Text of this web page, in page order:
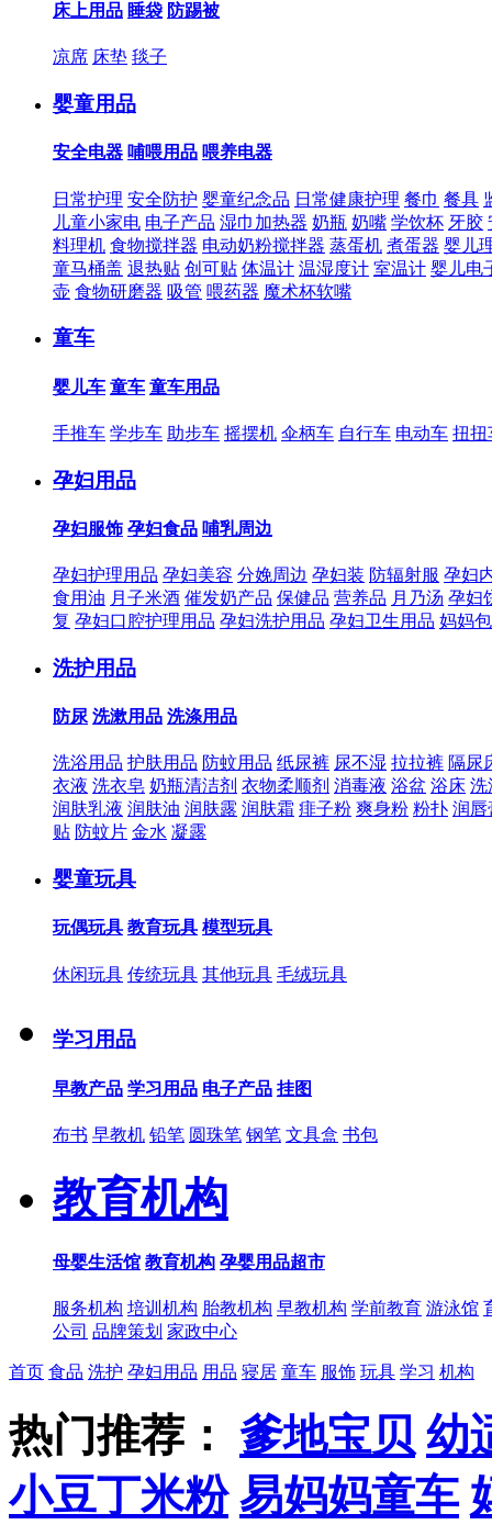
床上用品 睡袋 防踢被
凉席 床垫 毯子
婴童用品
安全电器 哺喂用品 喂养电器
日常护理 安全防护 婴童纪念品 日常健康护理 餐巾 餐具
儿童小家电 电子产品 湿巾加热器 奶瓶 奶嘴 学饮杯 牙胶
料理机 食物搅拌器 电动奶粉搅拌器 蒸蛋机 煮蛋器 婴儿
童马桶盖 退热贴 创可贴 体温计 温湿度计 室温计 婴儿电
壶 食物研磨器 吸管 喂药器 魔术杯软嘴
童车
婴儿车 童车 童车用品
手推车 学步车 助步车 摇摆机 伞柄车 自行车 电动车 扭扭
孕妇用品
孕妇服饰 孕妇食品 哺乳周边
孕妇护理用品 孕妇美容 分娩周边 孕妇装 防辐射服 孕妇
食用油 月子米酒 催发奶产品 保健品 营养品 月乃汤 孕妇
复 孕妇口腔护理用品 孕妇洗护用品 孕妇卫生用品 妈妈包
洗护用品
防尿 洗漱用品 洗涤用品
洗浴用品 护肤用品 防蚊用品 纸尿裤 尿不湿 拉拉裤 隔尿
衣液 洗衣皂 奶瓶清洁剂 衣物柔顺剂 消毒液 浴盆 浴床 洗
润肤乳液 润肤油 润肤露 润肤霜 痱子粉 爽身粉 粉扑 润唇
贴 防蚊片 金水 凝露
婴童玩具
玩偶玩具 教育玩具 模型玩具
休闲玩具 传统玩具 其他玩具 毛绒玩具
学习用品
早教产品 学习用品 电子产品 挂图
布书 早教机 铅笔 圆珠笔 钢笔 文具盒 书包
教育机构
母婴生活馆 教育机构 孕婴用品超市
服务机构 培训机构 胎教机构 早教机构 学前教育 游泳馆
公司 品牌策划 家政中心
首页 食品 洗护 孕妇用品 用品 寝居 童车 服饰 玩具 学习 机构
热门推荐： 爹地宝贝 幼
小豆丁米粉 易妈妈童车